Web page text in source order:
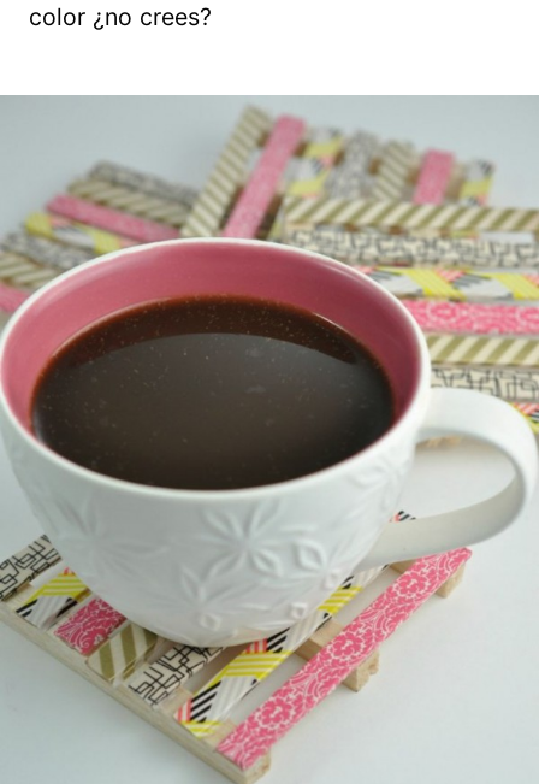
color ¿no crees?